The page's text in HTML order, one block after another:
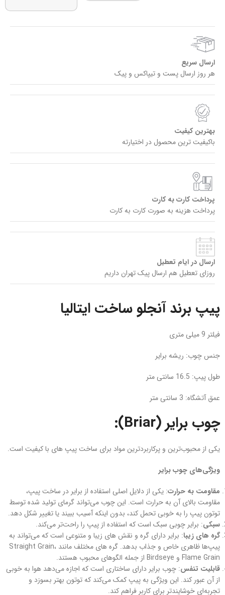
ارسال سریع
هر روز ارسال پست و تیپاکس و پیک
بهترین کیفیت
باکیفیت ترین محصول در اختیارته
پرداخت کارت به کارت
پرداخت هزینه به صورت کارت به کارت
ارسال در ایام تعطیل
روزای تعطیل هم ارسال پیک تهران داریم
پیپ برند آنجلو ساخت ایتالیا
فیلتر 9 میلی متری
جنس چوب: ریشه برایر
طول پیپ: 16.5 سانتی متر
عمق آتشگاه: 3 سانتی متر
چوب برایر (Briar):
یکی از محبوب‌ترین و پرکاربردترین مواد برای ساخت پیپ‌ های با کیفیت است.
ویژگی‌های چوب برایر
مقاومت به حرارت: یکی از دلایل اصلی استفاده از برایر در ساخت پیپ،
مقاومت بالای آن به حرارت است. این چوب می‌تواند گرمای تولید شده توسط
توتون پیپ را به خوبی تحمل کند، بدون اینکه آسیب ببیند یا تغییر شکل دهد.
سبکی: برایر چوبی سبک است که استفاده از پیپ را راحت‌تر می‌کند.
گره های زیبا: برایر دارای گره و نقش های زیبا و متنوعی است که می‌تواند به
پیپ‌ها ظاهری خاص و جذاب بدهد. گره های مختلف مانند Straight Grain،
Flame Grain و Birdseye از جمله الگوهای محبوب هستند.
قابلیت تنفس: چوب برایر دارای ساختاری است که اجازه می‌دهد هوا به خوبی
از آن عبور کند. این ویژگی به پیپ کمک می‌کند که توتون بهتر بسوزد و
تجربه‌ای خوشایندتر برای کاربر فراهم کند.